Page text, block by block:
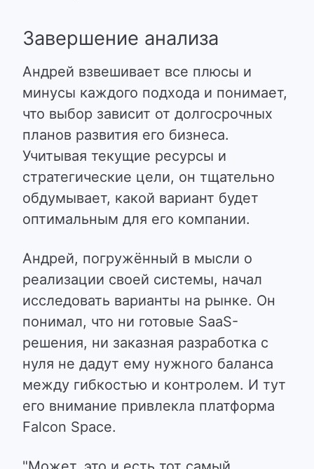
Завершение анализа
Андрей взвешивает все плюсы и
минусы каждого подхода и понимает,
что выбор зависит от долгосрочных
планов развития его бизнеса.
Учитывая текущие ресурсы и
стратегические цели, он тщательно
обдумывает, какой вариант будет
оптимальным для его компании.
Андрей, погружённый в мысли о
реализации своей системы, начал
исследовать варианты на рынке. Он
понимал, что ни готовые SaaS-
решения, ни заказная разработка с
нуля не дадут ему нужного баланса
между гибкостью и контролем. И тут
его внимание привлекла платформа
Falcon Space.